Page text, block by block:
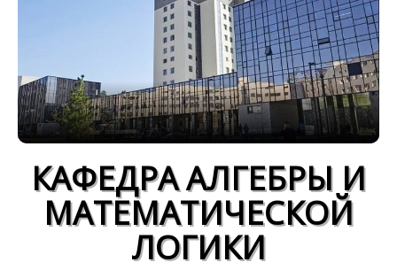
КАФЕДРА АЛГЕБРЫ И
МАТЕМАТИЧЕСКОЙ
ЛОГИКИ